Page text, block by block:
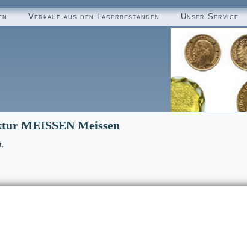
Verkauf aus den Lagerbeständen Unser Service
MEISSEN Meissen